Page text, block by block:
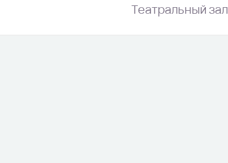
Театральный зал